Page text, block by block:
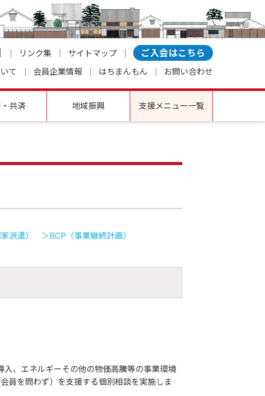
リンク集 サイトマップ ご入会はこちら
て 会員企業情報 はちまんもん お問い合わせ
共済 地域振興 支援メニュー一覧
派遣） ＞BCP（事業継続計画）
、エネルギーその他の物価高騰等の事業環境
員を問わず）を支援する個別相談を実施しま